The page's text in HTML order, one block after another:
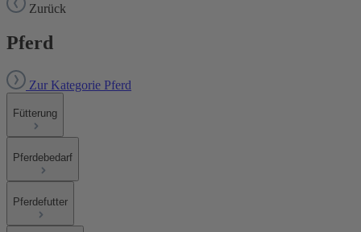
Zurück
Pferd
Zur Kategorie Pferd
Fütterung
Pferdebedarf
Pferdefutter